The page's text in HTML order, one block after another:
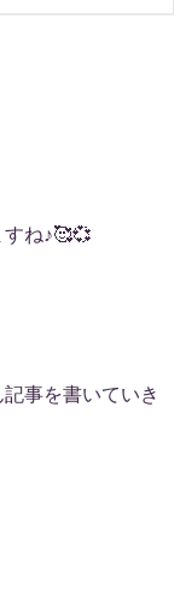
ね♪🥰💞
事を書いていき